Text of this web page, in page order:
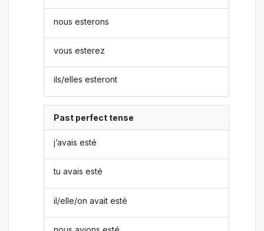
nous esterons
vous esterez
ils/elles esteront
Past perfect tense
j’avais esté
tu avais esté
il/elle/on avait esté